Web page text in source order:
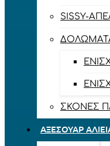
SISSY-
ΣΚΌΝΕΣ
ΑΞΕΣΟΥΆΡ